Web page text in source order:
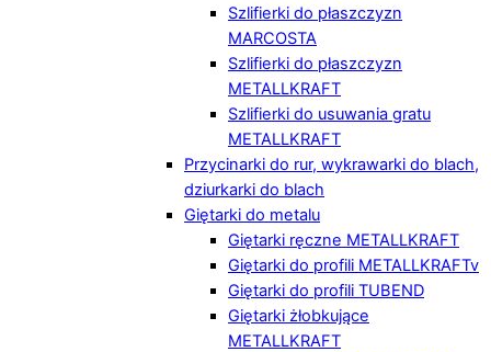
Szlifierki do płaszczyzn
MARCOSTA
Szlifierki do płaszczyzn
METALLKRAFT
Szlifierki do usuwania gratu
METALLKRAFT
Przycinarki do rur, wykrawarki do blach,
dziurkarki do blach
Giętarki do metalu
Giętarki ręczne METALLKRAFT
Giętarki do profili METALLKRAFTv
Giętarki do profili TUBEND
Giętarki żłobkujące
METALLKRAFT